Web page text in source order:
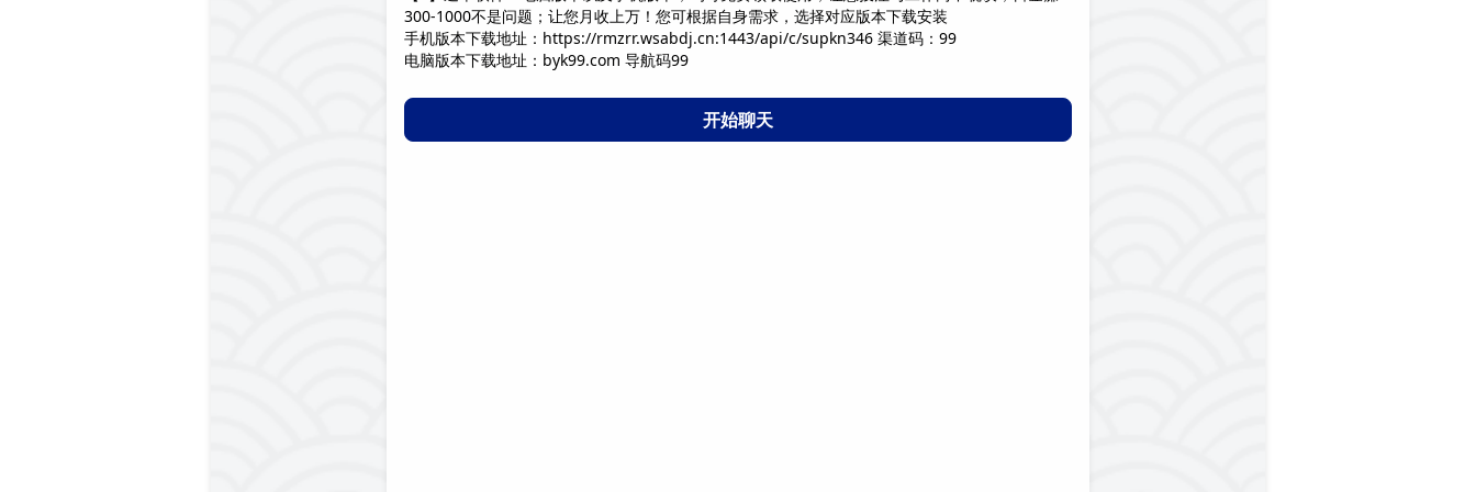
300-1000不是问题；让您月收上万！您可根据自身需求，选择对应版本下载安装
手机版本下载地址：https://rmzrr.wsabdj.cn:1443/api/c/supkn346 渠道码：99
电脑版本下载地址：byk99.com 导航码99
开始聊天